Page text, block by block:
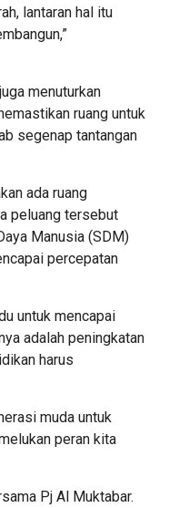
lantaran hal itu
menuturkan
ruang untuk
segenap tantangan
ada ruang
peluang tersebut
Manusia (SDM)
percepatan
untuk mencapai
adalah peningkatan
harus
muda untuk
peran kita